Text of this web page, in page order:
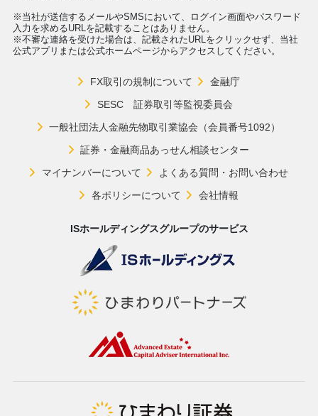
※当社が送信するメールやSMSにおいて、ログイン画面やパスワード
入力を求めるURLを記載することはありません。
※不審な連絡を受けた場合は、記載されたURLをクリックせず、当社
公式アプリまたは公式ホームページからアクセスしてください。
FX取引の規制について
金融庁
SESC 証券取引等監視委員会
一般社団法人金融先物取引業協会（会員番号1092）
証券・金融商品あっせん相談センター
マイナンバーについて
よくある質問・お問い合わせ
各ポリシーについて
会社情報
ISホールディングスグループのサービス